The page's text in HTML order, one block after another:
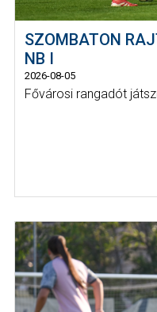
SZOMBATON
NB I
2026-08-05
Fővárosi rangadót